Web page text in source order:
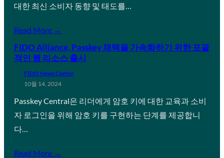
대한 최신 소비자 동향 및 태도를…
Read More →
FIDO Alliance, Passkey 채택을 가속화하기 위한 포괄
적인 웹 리소스 출시
FIDO News Center
10월 14, 2024
Passkey Central은 리더에게 암호 키에 대한 교육과 소비
자 로그인을 위해 암호 키를 구현하는 단계를 제공합니
다…
Read More →